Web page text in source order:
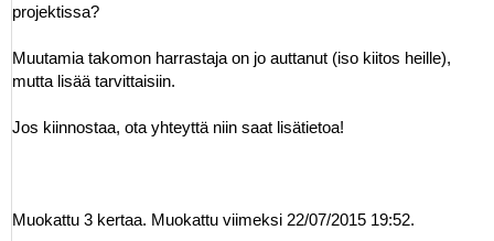
projektissa?
Muutamia takomon harrastaja on jo auttanut (iso kiitos heille),
mutta lisää tarvittaisiin.
Jos kiinnostaa, ota yhteyttä niin saat lisätietoa!
Muokattu 3 kertaa. Muokattu viimeksi 22/07/2015 19:52.